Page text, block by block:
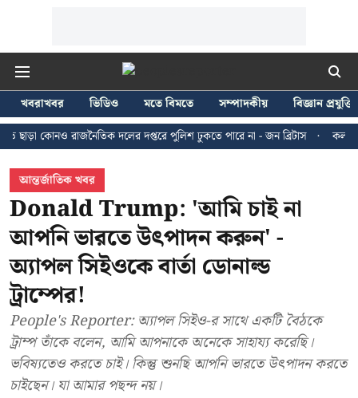
খবরাখবর ভিডিও মতে বিমতে সম্পাদকীয়
বিজ্ঞান প্রযুক্তি
রাজনৈতিক দলের দপ্তরে পুলিশ ঢুকতে পারে না - জন ব্রিটাস
কলকাতায় ২৪
আন্তর্জাতিক খবর
Donald Trump: 'আমি চাই না
আপনি ভারতে উৎপাদন করুন' -
অ্যাপল সিইওকে বার্তা ডোনাল্ড
ট্রাম্পের!
People's Reporter: অ্যাপল সিইও-র সাথে একটি বৈঠকে
ট্রাম্প তাঁকে বলেন, আমি আপনাকে অনেকে সাহায্য করেছি।
ভবিষ্যতেও করতে চাই। কিন্তু শুনছি আপনি ভারতে উৎপাদন করতে
চাইছেন। যা আমার পছন্দ নয়।